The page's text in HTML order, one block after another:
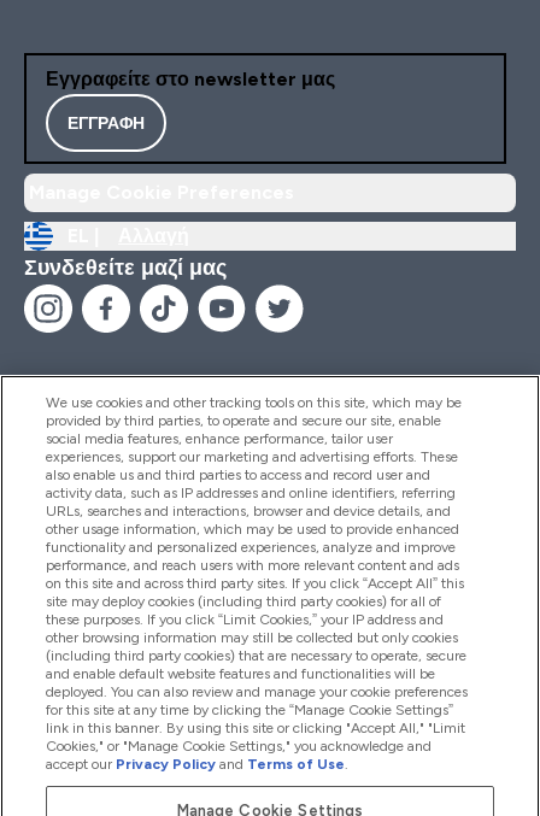
Εγγραφείτε στο newsletter μας
ΕΓΓΡΑΦΉ
Συνδεθείτε μαζί μας
Βοήθεια & Πληροφορίες
Προϊόντα
Εταιρικές Πληροφορίες
Εκπτώσεις & Ανταμοιβές
2026 The Hut.com Ltd
We use cookies and other tracking tools on this site, which may be
provided by third parties, to operate and secure our site, enable
social media features, enhance performance, tailor user
experiences, support our marketing and advertising efforts. These
also enable us and third parties to access and record user and
activity data, such as IP addresses and online identifiers, referring
URLs, searches and interactions, browser and device details, and
other usage information, which may be used to provide enhanced
functionality and personalized experiences, analyze and improve
performance, and reach users with more relevant content and ads
on this site and across third party sites. If you click “Accept All” this
site may deploy cookies (including third party cookies) for all of
these purposes. If you click “Limit Cookies,” your IP address and
other browsing information may still be collected but only cookies
(including third party cookies) that are necessary to operate, secure
and enable default website features and functionalities will be
deployed. You can also review and manage your cookie preferences
for this site at any time by clicking the “Manage Cookie Settings”
link in this banner. By using this site or clicking "Accept All," "Limit
Cookies," or "Manage Cookie Settings," you acknowledge and
accept our Privacy Policy and Terms of Use.
Manage Cookie Settings